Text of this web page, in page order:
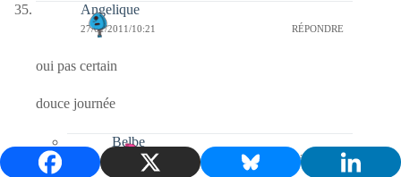
Angelique
27/01/2011/10:21 RÉPONDRE
oui pas certain
douce journée
Belbe
28/01/2011/07:16 RÉPONDRE